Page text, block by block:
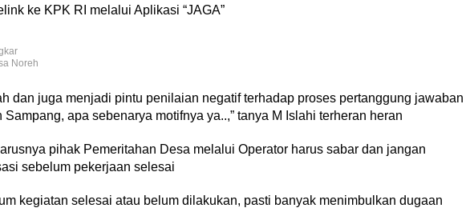
ke KPK RI melalui Aplikasi “JAGA”
Noreh
dan juga menjadi pintu penilaian negatif terhadap proses pertanggung jawaban
apa sebenarya motifnya ya..,” tanya M Islahi terheran heran
pihak Pemeritahan Desa melalui Operator harus sabar dan jangan
sebelum pekerjaan selesai
kegiatan selesai atau belum dilakukan, pasti banyak menimbulkan dugaan